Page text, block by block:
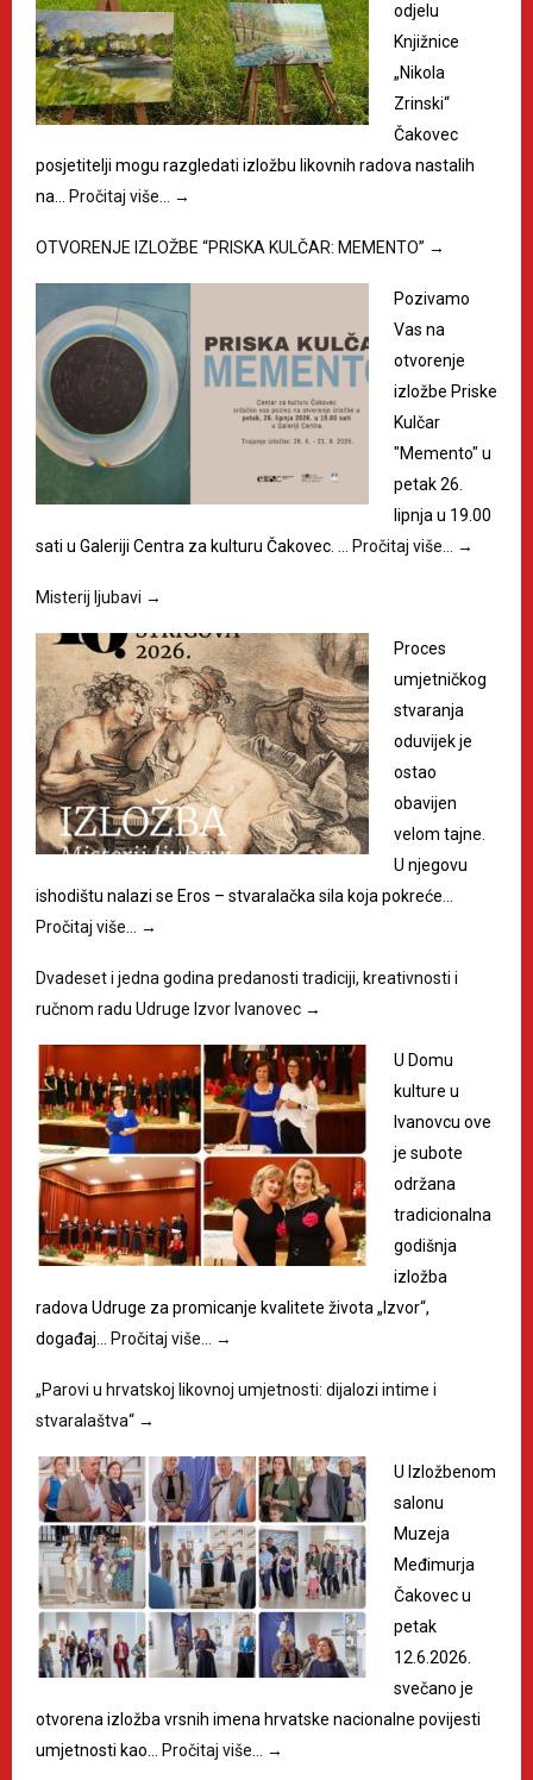
odjelu
Knjižnice
„Nikola
Zrinski“
Čakovec
posjetitelji mogu razgledati izložbu likovnih radova nastalih
na…
Pročitaj više… →
OTVORENJE IZLOŽBE “PRISKA KULČAR: MEMENTO” →
Pozivamo
Vas na
otvorenje
izložbe Priske
Kulčar
"Memento" u
petak 26.
lipnja u 19.00
sati u Galeriji Centra za kulturu Čakovec. …
Pročitaj više… →
Misterij ljubavi →
Proces
umjetničkog
stvaranja
oduvijek je
ostao
obavijen
velom tajne.
U njegovu
ishodištu nalazi se Eros – stvaralačka sila koja pokreće…
Pročitaj više…
→
Dvadeset i jedna godina predanosti tradiciji, kreativnosti i
ručnom radu Udruge Izvor Ivanovec →
U Domu
kulture u
Ivanovcu ove
je subote
održana
tradicionalna
godišnja
izložba
radova Udruge za promicanje kvalitete života „Izvor“,
događaj…
Pročitaj više… →
„Parovi u hrvatskoj likovnoj umjetnosti: dijalozi intime i
stvaralaštva“ →
U Izložbenom
salonu
Muzeja
Međimurja
Čakovec u
petak
12.6.2026.
svečano je
otvorena izložba vrsnih imena hrvatske nacionalne povijesti
umjetnosti kao…
Pročitaj više… →